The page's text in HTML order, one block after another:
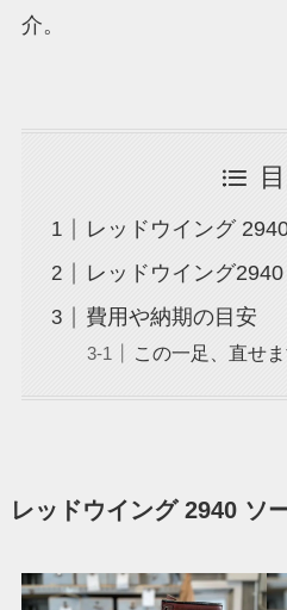
介。
レッドウイング
レッドウイング
費用や納期の目安
この一足、直せま
レッドウイング 2940 ソ